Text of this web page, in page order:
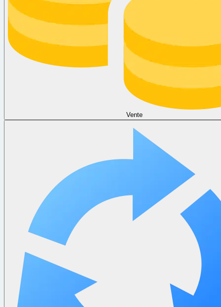
Vente